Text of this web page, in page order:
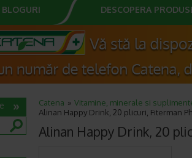
BLOGURI DESCOPERA
Catena Vitamine, minerale si
Alinan Happy Drink, 20 plicuri, Fiterman
Alinan Happy Drink, 20